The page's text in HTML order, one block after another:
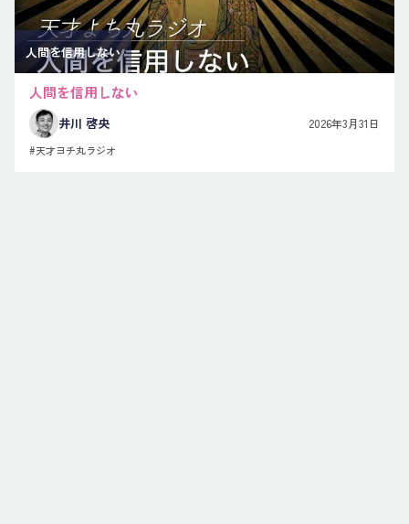
人間を信用しない
人間を信用しない
井川 啓央 2026年3月31日
#天才ヨチ丸ラジオ